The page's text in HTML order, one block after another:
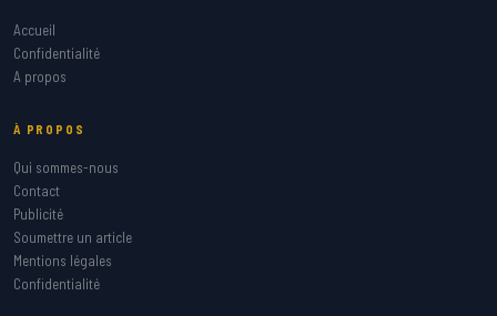
Accueil
Confidentialité
A propos
À PROPOS
Qui sommes-nous
Contact
Publicité
Soumettre un article
Mentions légales
Confidentialité